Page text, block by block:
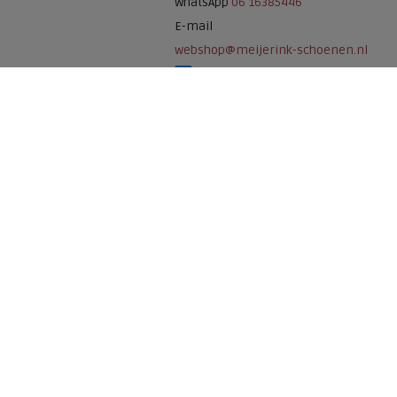
E-mail
webshop@meijerink-schoenen.nl